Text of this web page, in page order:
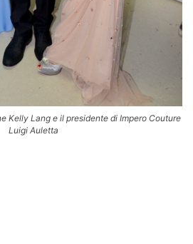
Kelly Lang e il presidente di Impero Couture
Luigi Auletta